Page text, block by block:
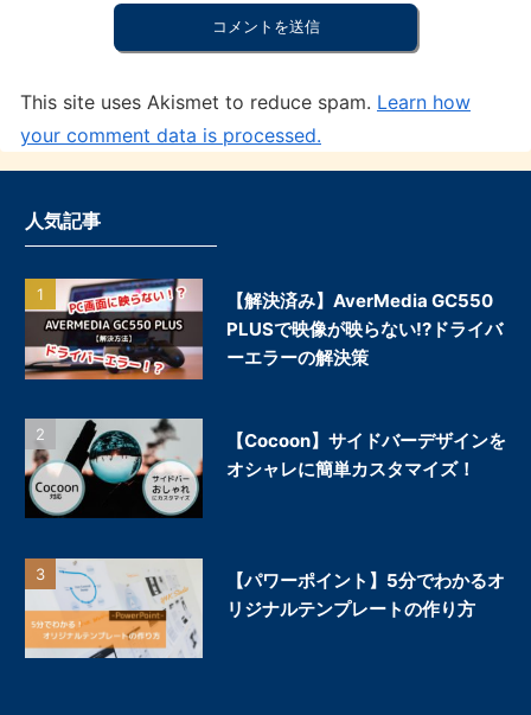
This site uses Akismet to reduce spam. Learn how
your comment data is processed.
人気記事
【解決済み】AverMedia GC550
PLUSで映像が映らない!?ドライバ
ーエラーの解決策
【Cocoon】サイドバーデザインを
オシャレに簡単カスタマイズ！
【パワーポイント】5分でわかるオ
リジナルテンプレートの作り方